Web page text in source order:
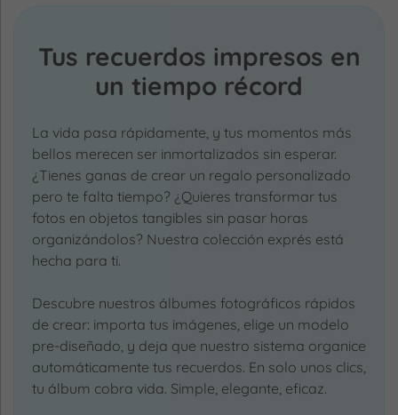
Tus recuerdos impresos en
un tiempo récord
La vida pasa rápidamente, y tus momentos más
bellos merecen ser inmortalizados sin esperar.
¿Tienes ganas de crear un regalo personalizado
pero te falta tiempo? ¿Quieres transformar tus
fotos en objetos tangibles sin pasar horas
organizándolos? Nuestra colección exprés está
hecha para ti.
Descubre nuestros álbumes fotográficos rápidos
de crear: importa tus imágenes, elige un modelo
pre-diseñado, y deja que nuestro sistema organice
automáticamente tus recuerdos. En solo unos clics,
tu álbum cobra vida. Simple, elegante, eficaz.